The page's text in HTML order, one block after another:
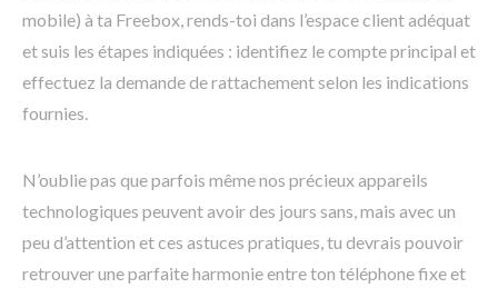
mobile) à ta Freebox, rends-toi dans l’espace client adéquat
et suis les étapes indiquées : identifiez le compte principal et
effectuez la demande de rattachement selon les indications
fournies.
N’oublie pas que parfois même nos précieux appareils
technologiques peuvent avoir des jours sans, mais avec un
peu d’attention et ces astuces pratiques, tu devrais pouvoir
retrouver une parfaite harmonie entre ton téléphone fixe et